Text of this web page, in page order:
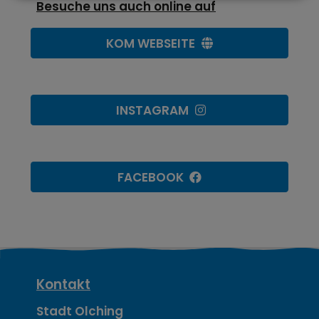
Besuche uns auch online auf
KOM WEBSEITE
INSTAGRAM
FACEBOOK
K
Kontakt
Stadt Olching